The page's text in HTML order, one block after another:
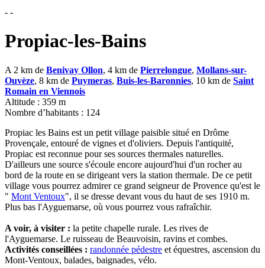
- -
Propiac-les-Bains
A 2 km de Benivay Ollon, 4 km de Pierrelongue, Mollans-sur-
Ouvèze, 8 km de Puymeras, Buis-les-Baronnies, 10 km de Saint
Romain en Viennois
Altitude : 359 m
Nombre d’habitants : 124
Propiac les Bains est un petit village paisible situé en Drôme
Provençale, entouré de vignes et d'oliviers. Depuis l'antiquité,
Propiac est reconnue pour ses sources thermales naturelles.
D'ailleurs une source s'écoule encore aujourd'hui d'un rocher au
bord de la route en se dirigeant vers la station thermale. De ce petit
village vous pourrez admirer ce grand seigneur de Provence qu'est le
" Mont Ventoux", il se dresse devant vous du haut de ses 1910 m.
Plus bas l'Ayguemarse, où vous pourrez vous rafraîchir.
A voir, à visiter : la petite chapelle rurale. Les rives de
l'Ayguemarse. Le ruisseau de Beauvoisin, ravins et combes.
Activités conseillées : randonnée pédestre et équestres, ascension du
Mont-Ventoux, balades, baignades, vélo.